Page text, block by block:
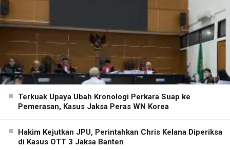
Terkuak Upaya Ubah Kronologi Perkara Suap ke
Pemerasan, Kasus Jaksa Peras WN Korea
Hakim Kejutkan JPU, Perintahkan Chris Kelana Diperiksa
di Kasus OTT 3 Jaksa Banten